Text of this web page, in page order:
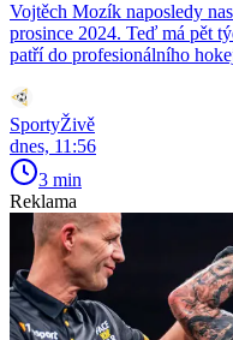
Vojtěch Mozík naposledy
prosince 2024. Teď má pět
patří do profesionálního
SportyŽivě
dnes, 11:56
3 min
Reklama